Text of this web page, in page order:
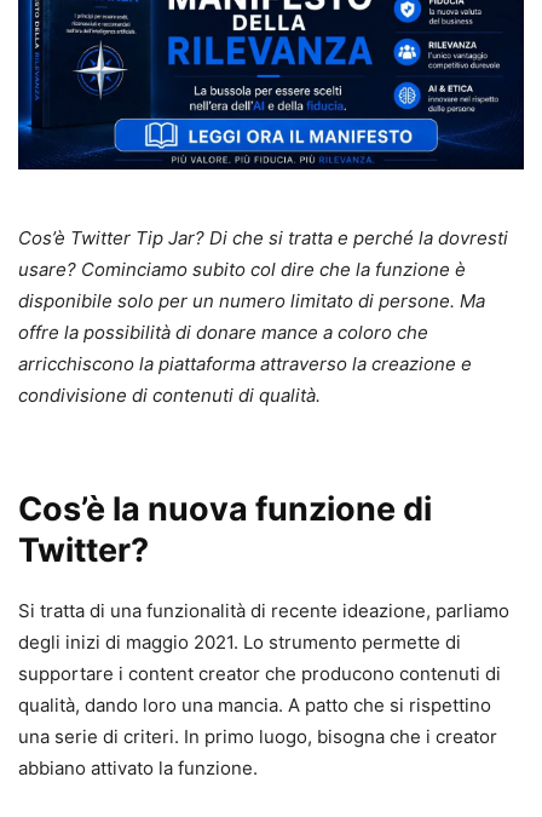
Cos’è Twitter Tip Jar? Di che si tratta e perché la dovresti
usare? Cominciamo subito col dire che la funzione è
disponibile solo per un numero limitato di persone. Ma
offre la possibilità di donare mance a coloro che
arricchiscono la piattaforma attraverso la creazione e
condivisione di contenuti di qualità.
Cos’è la nuova funzione di
Twitter?
Si tratta di una funzionalità di recente ideazione, parliamo
degli inizi di maggio 2021. Lo strumento permette di
supportare i content creator che producono contenuti di
qualità, dando loro una mancia. A patto che si rispettino
una serie di criteri. In primo luogo, bisogna che i creator
abbiano attivato la funzione.